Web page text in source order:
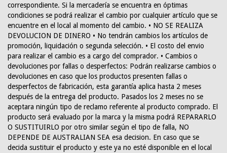
correspondiente. Si la mercadería se encuentra en óptimas
condiciones se podrá realizar el cambio por cualquier artículo que se
encuentre en el local al momento del cambio. • NO SE REALIZA
DEVOLUCION DE DINERO • No tendrán cambios los artículos de
promoción, liquidación o segunda selección. • El costo del envio
para realizar el cambio es a cargo del comprador. • Cambios o
devoluciones por fallas o desperfectos: Podrán realizarse cambios o
devoluciones en caso que los productos presenten fallas o
desperfectos de fabricación, esta garantía aplica hasta 2 meses
después de la entrega del producto. Pasados los 2 meses no se
aceptara ningún tipo de reclamo referente al producto comprado. El
producto será evaluado por la marca y la misma podrá REPARARLO
O SUSTITUIRLO por otro similar según el tipo de falla, NO
DEPENDE DE AUSTRALIAN SEA esa decision. En caso que se
decida sustituir el producto y este ya no esté disponible en el local